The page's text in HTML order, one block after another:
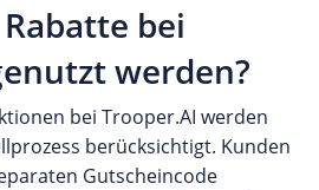
bei
werden?
bei Trooper.AI werden
berücksichtigt. Kunden
Gutscheincode